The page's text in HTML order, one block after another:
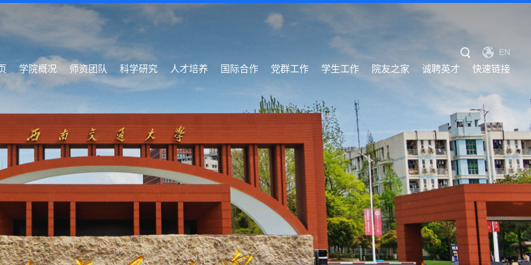
EN
学院概况 师资团队 科学研究 人才培养 国际合作 党群工作 学生工作 院友之家 诚聘英才 快速链接